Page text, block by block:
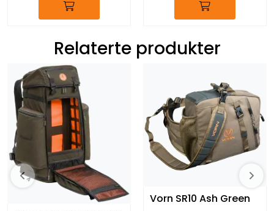
Relaterte produkter
Vorn SR10 Ash Green